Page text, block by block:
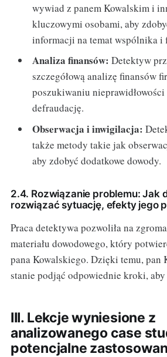
wywiad z panem Kowalskim i
kluczowymi osobami, aby
informacji na temat wspólnika i
Analiza finansów: Detektyw
szczegółową analizę finansów
poszukiwaniu
defraudację.
Obserwacja i inwigilacja:
także metody takie jak
aby zdobyć dodatkowe dowody.
2.4. Rozwiązanie problemu: Jak
rozwiązać sytuację, efekty jego
Praca detektywa pozwoliła na
materiału dowodowego, który
pana Kowalskiego. Dzięki temu, pan
stanie podjąć odpowiednie kroki,
III. Lekcje wyniesione z
analizowanego case
potencjalne